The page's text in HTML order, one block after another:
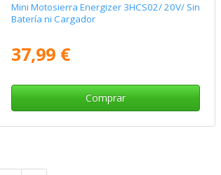
Mini Motosierra Energizer 3HCS02/ 20V/ Sin
Batería ni Cargador
37,99 €
Comprar